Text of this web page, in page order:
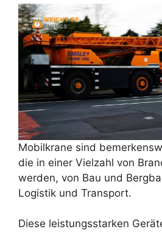
Mobilkrane sind
die in einer Vielzahl von
werden, von Bau und
Logistik und Transport.
Diese leistungsstarken